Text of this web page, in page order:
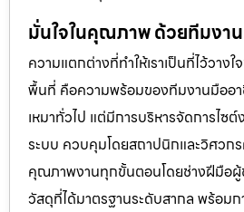
มั่นใจในคุณภาพ ด้วยทีมงา
ความแตกต่างที่ทำให้เราเป็นที่ไว้วาง
พื้นที่ คือความพร้อมของทีมงานมืออา
เหมาทั่วไป แต่มีการบริหารจัดการไซ
ระบบ ควบคุมโดยสถาปนิกและวิศวก
คุณภาพงานทุกขั้นตอนโดยช่างฝีมือผู้
วัสดุที่ได้มาตรฐานระดับสากล พร้อมก